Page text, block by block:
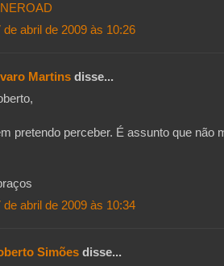
de abril de 2009 às 10:26
Martins disse...
pretendo perceber. É assunto que não
de abril de 2009 às 10:34
Simões disse...